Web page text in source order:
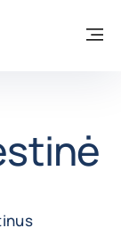
GRUPĖS